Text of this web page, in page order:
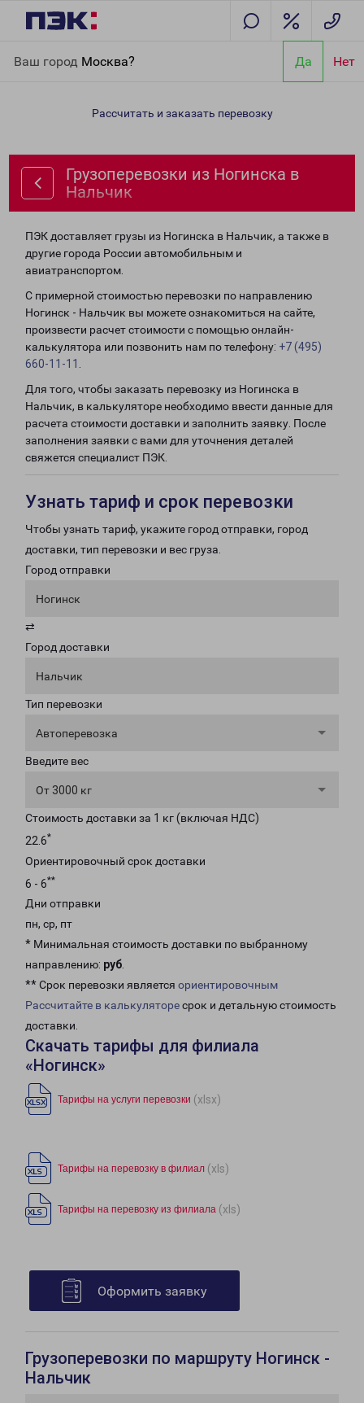
Ваш город Москва? Да Нет
Нальчик
Рассчитать и заказать перевозку
Грузоперевозки из Ногинска в
Нальчик
ПЭК доставляет грузы из Ногинска в Нальчик, а также в
другие города России автомобильным и
авиатранспортом.
С примерной стоимостью перевозки по направлению
Ногинск - Нальчик вы можете ознакомиться на сайте,
произвести расчет стоимости с помощью онлайн-
калькулятора или позвонить нам по телефону: +7 (495)
660-11-11
Для того, чтобы заказать перевозку из Ногинска в
Нальчик, в калькуляторе необходимо ввести данные для
расчета стоимости доставки и заполнить заявку. После
заполнения заявки с вами для уточнения деталей
свяжется специалист ПЭК.
Узнать тариф и срок перевозки
Чтобы узнать тариф, укажите город отправки, город
доставки, тип перевозки и вес груза.
Город отправки
Ногинск
⇄
Город доставки
Нальчик
Тип перевозки
Автоперевозка
Введите вес
От 3000 кг
Стоимость доставки за 1 кг (включая НДС)
22.6*
Ориентировочный срок доставки
6 - 6**
Дни отправки
пн, ср, пт
* Минимальная стоимость доставки по выбранному
направлению: руб.
** Срок перевозки является ориентировочным
Рассчитайте в калькуляторесрок и детальную стоимость
доставки.
Скачать тарифы для филиала
«Ногинск»
Тарифы на услуги перевозки (xlsx)
Тарифы на перевозку в филиал (xls)
Тарифы на перевозку из филиала (xls)
Оформить заявку
Грузоперевозки по маршруту Ногинск -
Нальчик